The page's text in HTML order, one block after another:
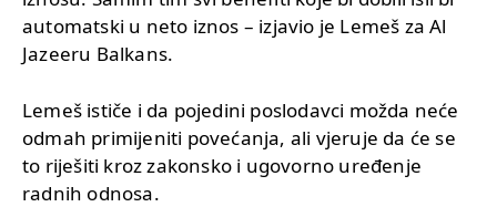
automatski u neto iznos – izjavio je Lemeš za Al
Jazeeru Balkans.
Lemeš ističe i da pojedini poslodavci možda neće
odmah primijeniti povećanja, ali vjeruje da će se
to riješiti kroz zakonsko i ugovorno uređenje
radnih odnosa.